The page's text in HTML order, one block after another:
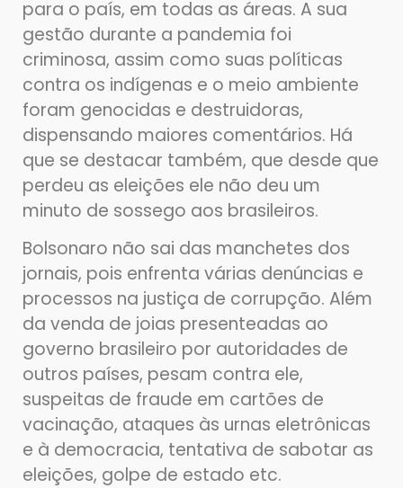
para o país, em todas as áreas. A sua
gestão durante a pandemia foi
criminosa, assim como suas políticas
contra os indígenas e o meio ambiente
foram genocidas e destruidoras,
dispensando maiores comentários. Há
que se destacar também, que desde que
perdeu as eleições ele não deu um
minuto de sossego aos brasileiros.
Bolsonaro não sai das manchetes dos
jornais, pois enfrenta várias denúncias e
processos na justiça de corrupção. Além
da venda de joias presenteadas ao
governo brasileiro por autoridades de
outros países, pesam contra ele,
suspeitas de fraude em cartões de
vacinação, ataques às urnas eletrônicas
e à democracia, tentativa de sabotar as
eleições, golpe de estado etc.